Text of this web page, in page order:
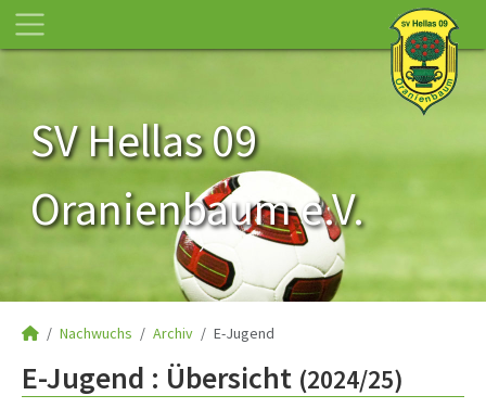
SV Hellas 09
Oranienbaum e.V.
Nachwuchs Archiv E-Jugend
E-Jugend : Übersicht (2024/25)